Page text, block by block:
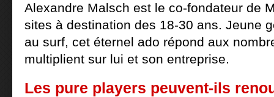
Alexandre Malsch est le co-fondateur de
sites à destination des 18-30 ans. Jeune
au surf, cet éternel ado répond aux
multiplient sur lui et son entreprise.
Les pure players peuvent-ils